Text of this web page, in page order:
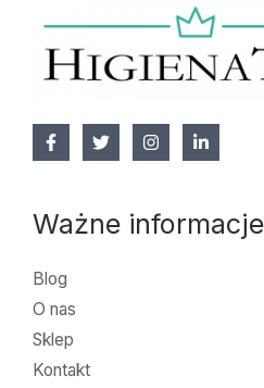
Ważne informacje
Blog
O nas
Sklep
Kontakt